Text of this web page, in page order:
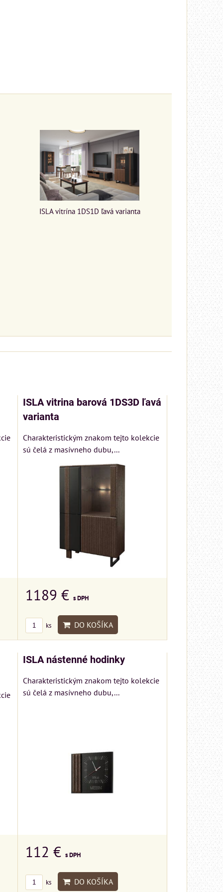
ISLA vitrína 1DS1D ľavá varianta
ISLA vitrina barová 1DS3D ľavá
varianta
Charakteristickým znakom tejto kolekcie
sú čelá z masívneho dubu,...
1189 €s DPH
ks DO KOŠÍKA
ISLA nástenné hodinky
Charakteristickým znakom tejto kolekcie
sú čelá z masívneho dubu,...
112 €s DPH
ks DO KOŠÍKA